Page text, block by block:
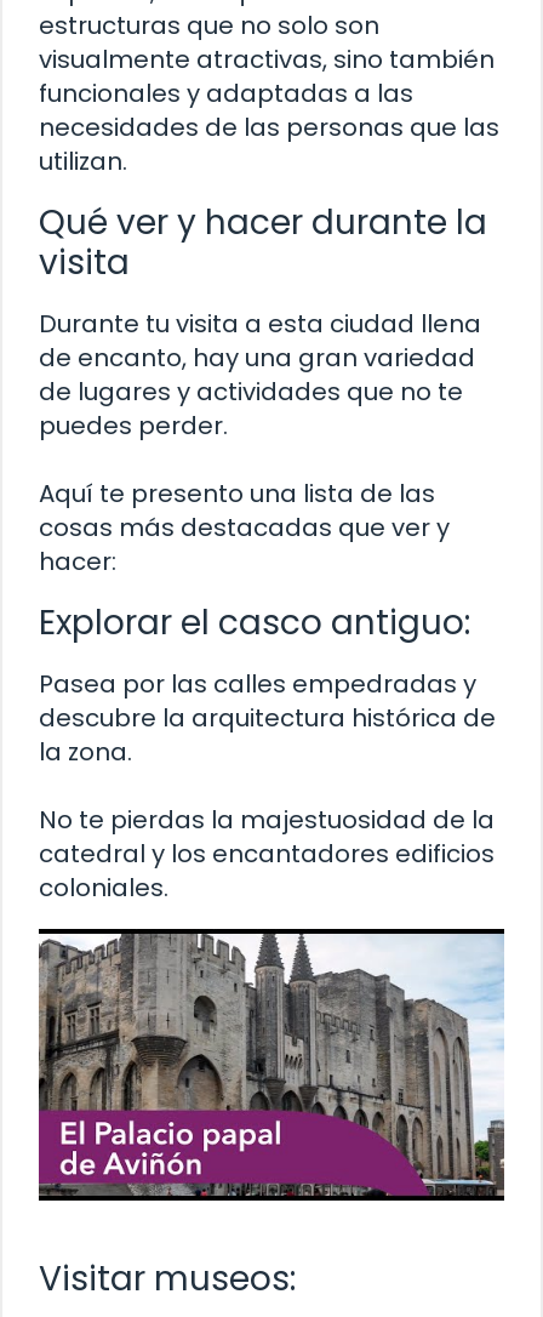
estructuras que no solo son
visualmente atractivas, sino también
funcionales y adaptadas a las
necesidades de las personas que las
utilizan.
Qué ver y hacer durante la
visita
Durante tu visita a esta ciudad llena
de encanto, hay una gran variedad
de lugares y actividades que no te
puedes perder.
Aquí te presento una lista de las
cosas más destacadas que ver y
hacer:
Explorar el casco antiguo:
Pasea por las calles empedradas y
descubre la arquitectura histórica de
la zona.
No te pierdas la majestuosidad de la
catedral y los encantadores edificios
coloniales.
Visitar museos: